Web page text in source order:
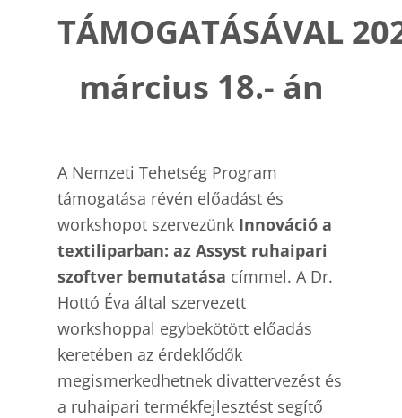
TÁMOGATÁSÁVAL
március 18.- án
A Nemzeti Tehetség Program
támogatása révén előadást és
workshopot szervezünk Innováció a
textiliparban: az Assyst ruhaipari
szoftver bemutatása címmel. A Dr.
Hottó Éva által szervezett
workshoppal egybekötött előadás
keretében az érdeklődők
megismerkedhetnek divattervezést és
a ruhaipari termékfejlesztést segítő